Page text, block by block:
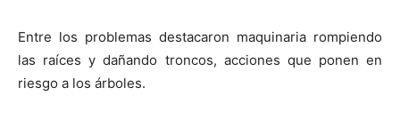
Entre los problemas destacaron maquinaria rompiendo
las raíces y dañando troncos, acciones que ponen en
riesgo a los árboles.